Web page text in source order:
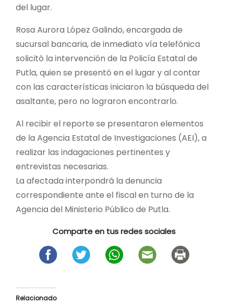
del lugar.
Rosa Aurora López Galindo, encargada de
sucursal bancaria, de inmediato vía telefónica
solicitó la intervención de la Policía Estatal de
Putla, quien se presentó en el lugar y al contar
con las características iniciaron la búsqueda del
asaltante, pero no lograron encontrarlo.
Al recibir el reporte se presentaron elementos
de la Agencia Estatal de Investigaciones (AEI), a
realizar las indagaciones pertinentes y
entrevistas necesarias.
La afectada interpondrá la denuncia
correspondiente ante el fiscal en turno de la
Agencia del Ministerio Público de Putla.
Comparte en tus redes sociales
Relacionado